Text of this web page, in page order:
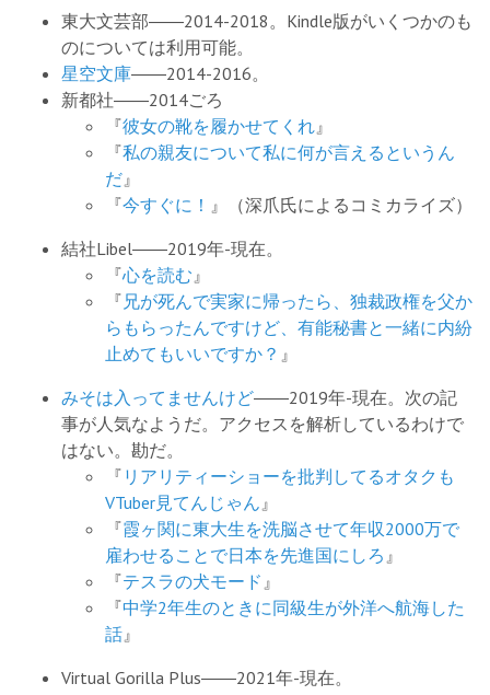
東大文芸部――2014-2018。Kindle版がいくつかのも
のについては利用可能。
星空文庫――2014-2016。
新都社――2014ごろ
『彼女の靴を履かせてくれ』
『私の親友について私に何が言えるというん
だ』
『今すぐに！ 』（深爪氏によるコミカライズ）
結社Libel――2019年-現在。
『心を読む』
『 兄が死んで実家に帰ったら、独裁政権を父か
らもらったんですけど、有能秘書と一緒に内紛
止めてもいいですか？ 』
みそは入ってませんけど――2019年-現在。次の記
事が人気なようだ。アクセスを解析しているわけで
はない。勘だ。
『 リアリティーショーを批判してるオタクも
VTuber見てんじゃん』
『霞ヶ関に東大生を洗脳させて年収2000万で
雇わせることで日本を先進国にしろ 』
『テスラの犬モード 』
『中学2年生のときに同級生が外洋へ航海した
話』
Virtual Gorilla Plus――2021年-現在。